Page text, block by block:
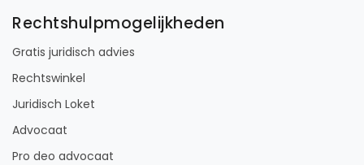
Rechtshulpmogelijkheden
Gratis juridisch advies
Rechtswinkel
Juridisch Loket
Advocaat
Pro deo advocaat